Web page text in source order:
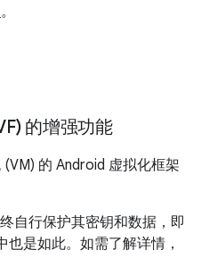
。
的增强功能
的 Android 虚拟化框架
自行保护其密钥和数据，即
是如此。如需了解详情，